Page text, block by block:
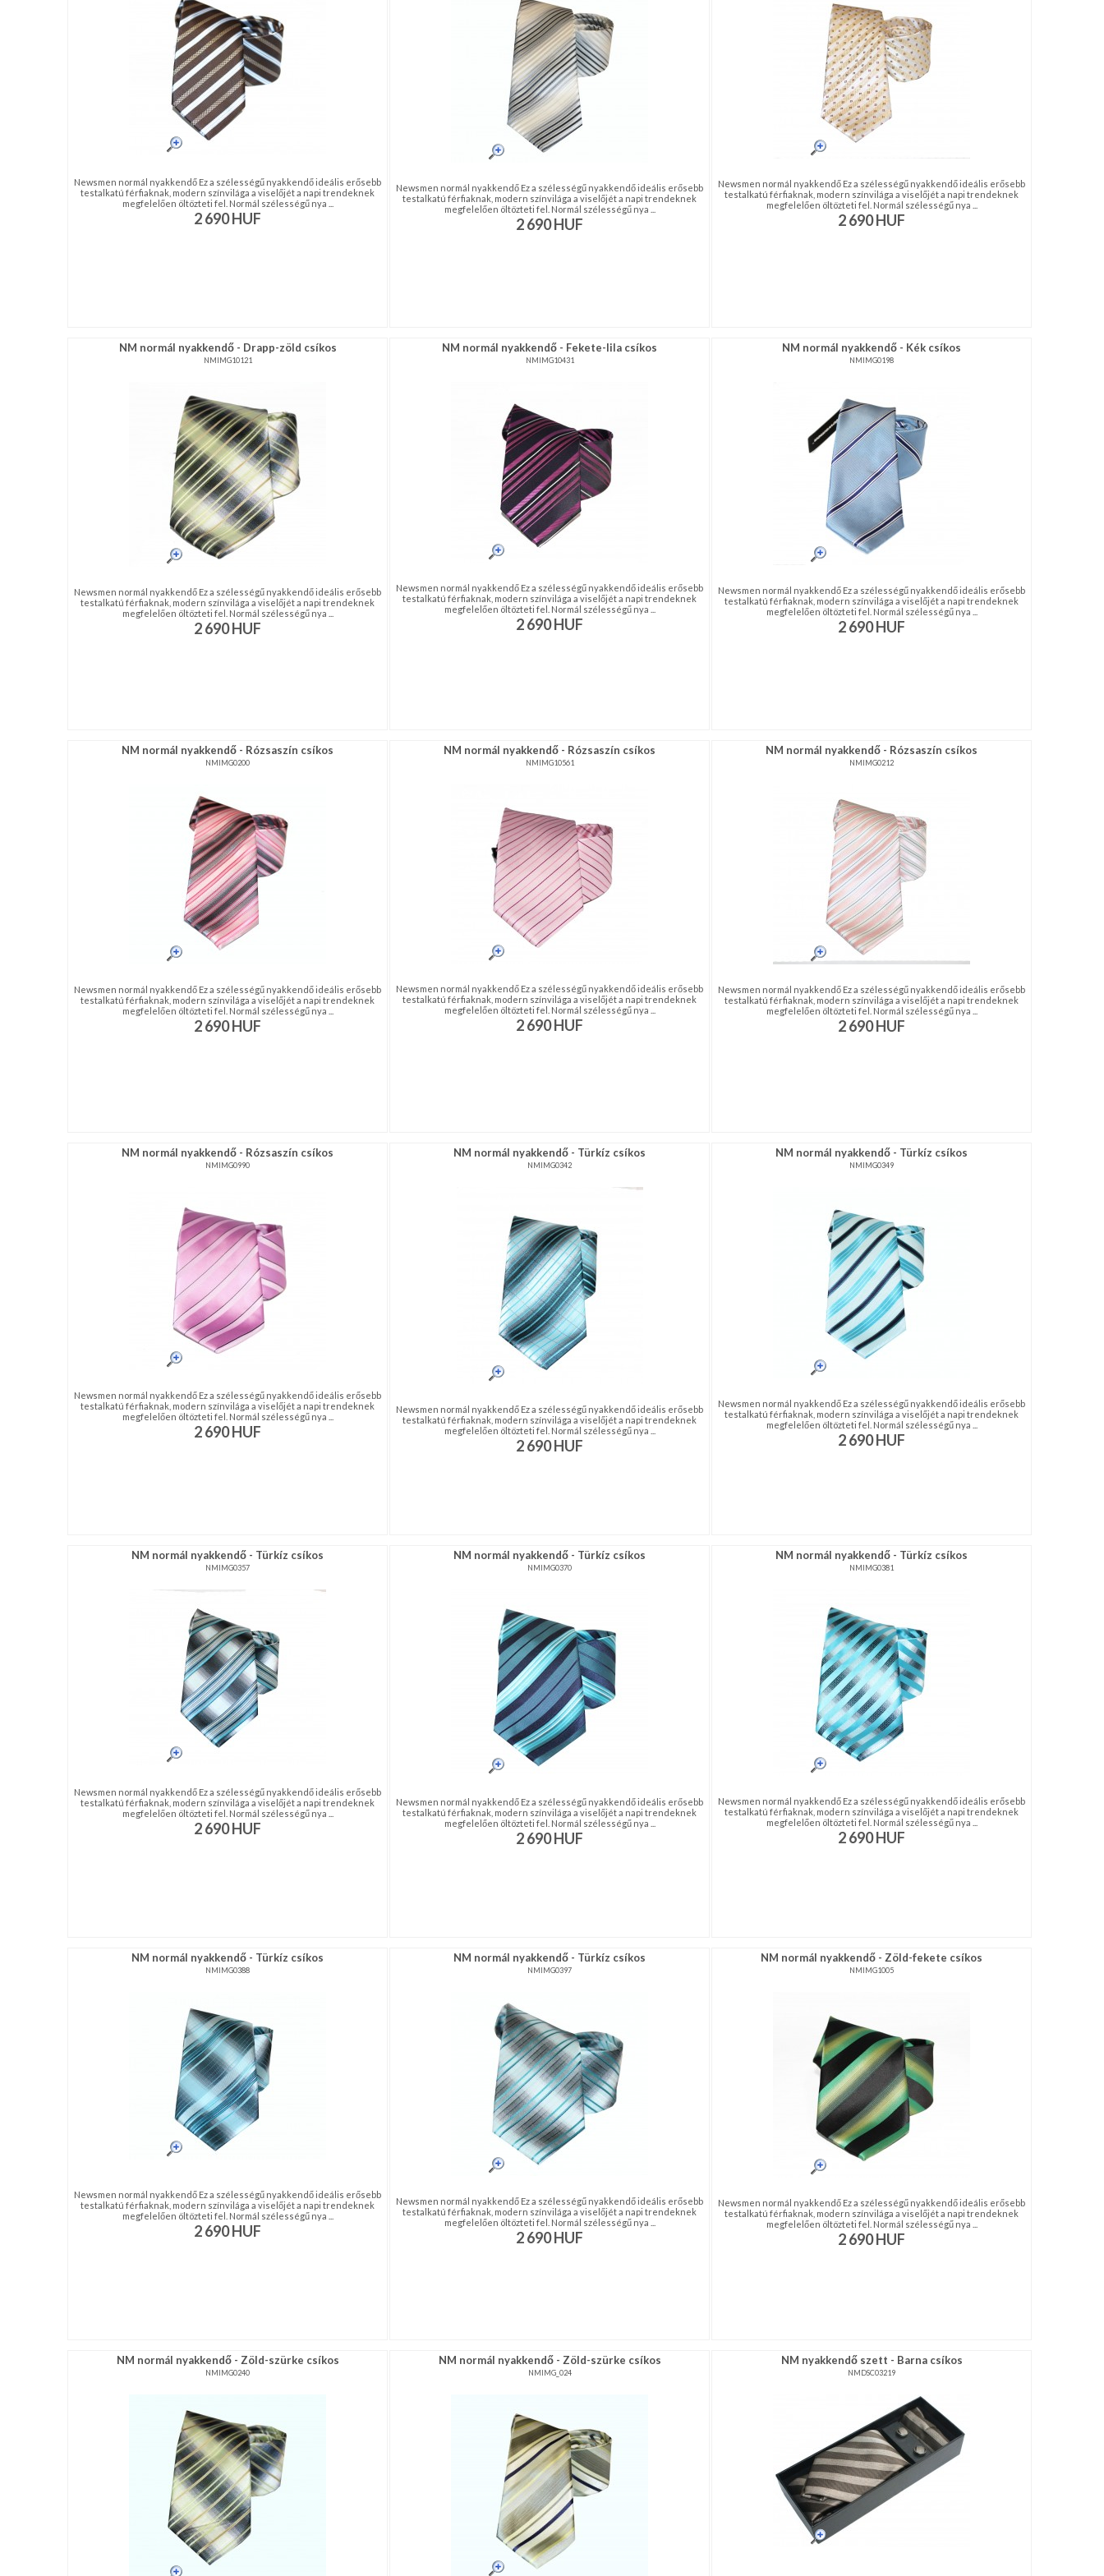
NAGYKERESKEDELEM
MÉRETTÁBLÁZAT
DÍSZDOBOZOS
TERMÉKEK
Newsmen normál nyakkendő Ez a szélességű nyakkendő ideális erősebb
testalkatú férfiaknak, modern színvilága a viselőjét a napi trendeknek
megfelelően öltözteti fel. Normál szélességű nya ...
2 690HUF
Newsmen normál nyakkendő Ez a szélességű nyakkendő ideális erősebb
testalkatú férfiaknak, modern színvilága a viselőjét a napi trendeknek
megfelelően öltözteti fel. Normál szélességű nya ...
2 690HUF
Newsmen normál nyakkendő Ez a szélességű nyakkendő ideális erősebb
testalkatú férfiaknak, modern színvilága a viselőjét a napi trendeknek
megfelelően öltözteti fel. Normál szélességű nya ...
2 690HUF
NM normál nyakkendő - Drapp-zöld csíkos
NMIMG10121
Newsmen normál nyakkendő Ez a szélességű nyakkendő ideális erősebb
testalkatú férfiaknak, modern színvilága a viselőjét a napi trendeknek
megfelelően öltözteti fel. Normál szélességű nya ...
2 690HUF
NM normál nyakkendő - Fekete-lila csíkos
NMIMG10431
Newsmen normál nyakkendő Ez a szélességű nyakkendő ideális erősebb
testalkatú férfiaknak, modern színvilága a viselőjét a napi trendeknek
megfelelően öltözteti fel. Normál szélességű nya ...
2 690HUF
NM normál nyakkendő - Kék csíkos
NMIMG0198
Newsmen normál nyakkendő Ez a szélességű nyakkendő ideális erősebb
testalkatú férfiaknak, modern színvilága a viselőjét a napi trendeknek
megfelelően öltözteti fel. Normál szélességű nya ...
2 690HUF
NM normál nyakkendő - Rózsaszín csíkos
NMIMG0200
Newsmen normál nyakkendő Ez a szélességű nyakkendő ideális erősebb
testalkatú férfiaknak, modern színvilága a viselőjét a napi trendeknek
megfelelően öltözteti fel. Normál szélességű nya ...
2 690HUF
NM normál nyakkendő - Rózsaszín csíkos
NMIMG10561
Newsmen normál nyakkendő Ez a szélességű nyakkendő ideális erősebb
testalkatú férfiaknak, modern színvilága a viselőjét a napi trendeknek
megfelelően öltözteti fel. Normál szélességű nya ...
2 690HUF
NM normál nyakkendő - Rózsaszín csíkos
NMIMG0212
Newsmen normál nyakkendő Ez a szélességű nyakkendő ideális erősebb
testalkatú férfiaknak, modern színvilága a viselőjét a napi trendeknek
megfelelően öltözteti fel. Normál szélességű nya ...
2 690HUF
NM normál nyakkendő - Rózsaszín csíkos
NMIMG0990
Newsmen normál nyakkendő Ez a szélességű nyakkendő ideális erősebb
testalkatú férfiaknak, modern színvilága a viselőjét a napi trendeknek
megfelelően öltözteti fel. Normál szélességű nya ...
2 690HUF
NM normál nyakkendő - Türkíz csíkos
NMIMG0342
Newsmen normál nyakkendő Ez a szélességű nyakkendő ideális erősebb
testalkatú férfiaknak, modern színvilága a viselőjét a napi trendeknek
megfelelően öltözteti fel. Normál szélességű nya ...
2 690HUF
NM normál nyakkendő - Türkíz csíkos
NMIMG0349
Newsmen normál nyakkendő Ez a szélességű nyakkendő ideális erősebb
testalkatú férfiaknak, modern színvilága a viselőjét a napi trendeknek
megfelelően öltözteti fel. Normál szélességű nya ...
2 690HUF
NM normál nyakkendő - Türkíz csíkos
NMIMG0357
Newsmen normál nyakkendő Ez a szélességű nyakkendő ideális erősebb
testalkatú férfiaknak, modern színvilága a viselőjét a napi trendeknek
megfelelően öltözteti fel. Normál szélességű nya ...
2 690HUF
NM normál nyakkendő - Türkíz csíkos
NMIMG0370
Newsmen normál nyakkendő Ez a szélességű nyakkendő ideális erősebb
testalkatú férfiaknak, modern színvilága a viselőjét a napi trendeknek
megfelelően öltözteti fel. Normál szélességű nya ...
2 690HUF
NM normál nyakkendő - Türkíz csíkos
NMIMG0381
Newsmen normál nyakkendő Ez a szélességű nyakkendő ideális erősebb
testalkatú férfiaknak, modern színvilága a viselőjét a napi trendeknek
megfelelően öltözteti fel. Normál szélességű nya ...
2 690HUF
NM normál nyakkendő - Türkíz csíkos
NMIMG0388
Newsmen normál nyakkendő Ez a szélességű nyakkendő ideális erősebb
testalkatú férfiaknak, modern színvilága a viselőjét a napi trendeknek
megfelelően öltözteti fel. Normál szélességű nya ...
2 690HUF
NM normál nyakkendő - Türkíz csíkos
NMIMG0397
Newsmen normál nyakkendő Ez a szélességű nyakkendő ideális erősebb
testalkatú férfiaknak, modern színvilága a viselőjét a napi trendeknek
megfelelően öltözteti fel. Normál szélességű nya ...
2 690HUF
NM normál nyakkendő - Zöld-fekete csíkos
NMIMG1005
Newsmen normál nyakkendő Ez a szélességű nyakkendő ideális erősebb
testalkatú férfiaknak, modern színvilága a viselőjét a napi trendeknek
megfelelően öltözteti fel. Normál szélességű nya ...
2 690HUF
NM normál nyakkendő - Zöld-szürke csíkos
NMIMG0240
NM normál nyakkendő - Zöld-szürke csíkos
NMIMG_024
NM nyakkendő szett - Barna csíkos
NMDSC03219